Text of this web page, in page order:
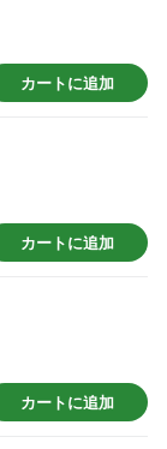
カートに追加
カートに追加
カートに追加